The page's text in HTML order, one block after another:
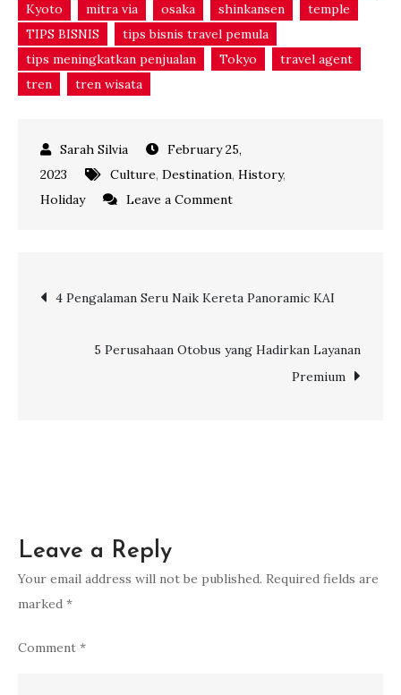
Kyoto
mitra via osaka shinkansen
temple
TIPS BISNIS
tips bisnis travel pemula
tips meningkatkan penjualan
Tokyo
travel agent
tren
tren wisata
February 25,
2023
Culture, Destination, History,
Holiday
Leave a Commenton
Temple
Unik
Post
navigation
4 Pengalaman Seru Naik Kereta Panoramic KAI
5 Perusahaan Otobus yang Hadirkan Layanan
Premium
Leave a Reply
Your email address will not be published. Required fields are
marked *
Comment *